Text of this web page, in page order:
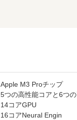
Apple M3 Proチップ
5つの高性能コアと6つ
14コアGPU
16コアNeural Engin